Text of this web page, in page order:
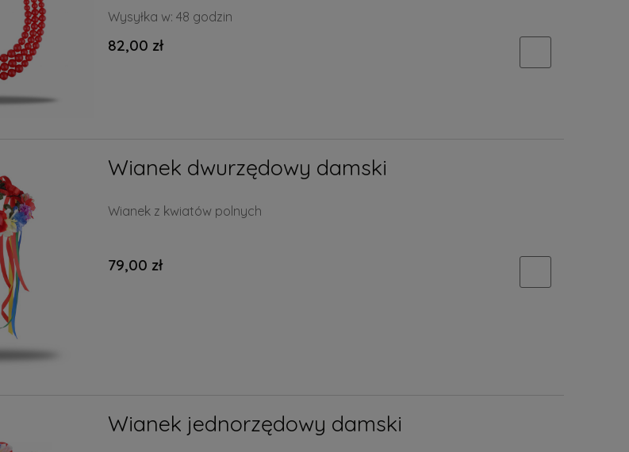
Wysyłka w: 48 godzin
82,00 zł
Wianek dwurzędowy damski
Wianek z kwiatów polnych
79,00 zł
Wianek jednorzędowy damski